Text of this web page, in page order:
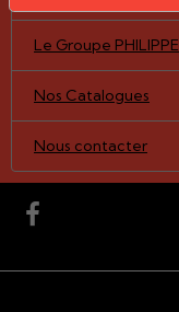
Le Groupe PHILIPPE
Nos Catalogues
Nous contacter